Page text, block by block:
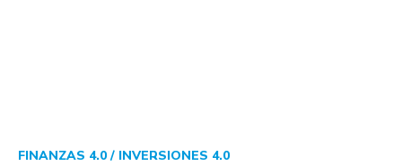
FINANZAS 4.0 / INVERSIONES 4.0